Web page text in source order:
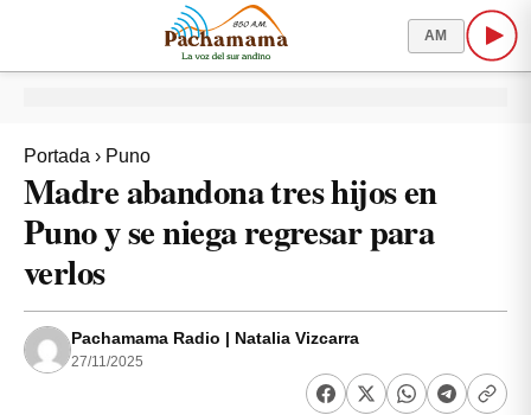
AM
Portada › Puno
Madre abandona tres hijos en
Puno y se niega regresar para
verlos
Pachamama Radio | Natalia Vizcarra
27/11/2025